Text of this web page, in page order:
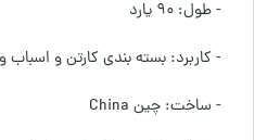
- طول: ۹۰ یارد
- کاربرد: بسته بندی کارتن و اسباب و
- ساخت: چین China